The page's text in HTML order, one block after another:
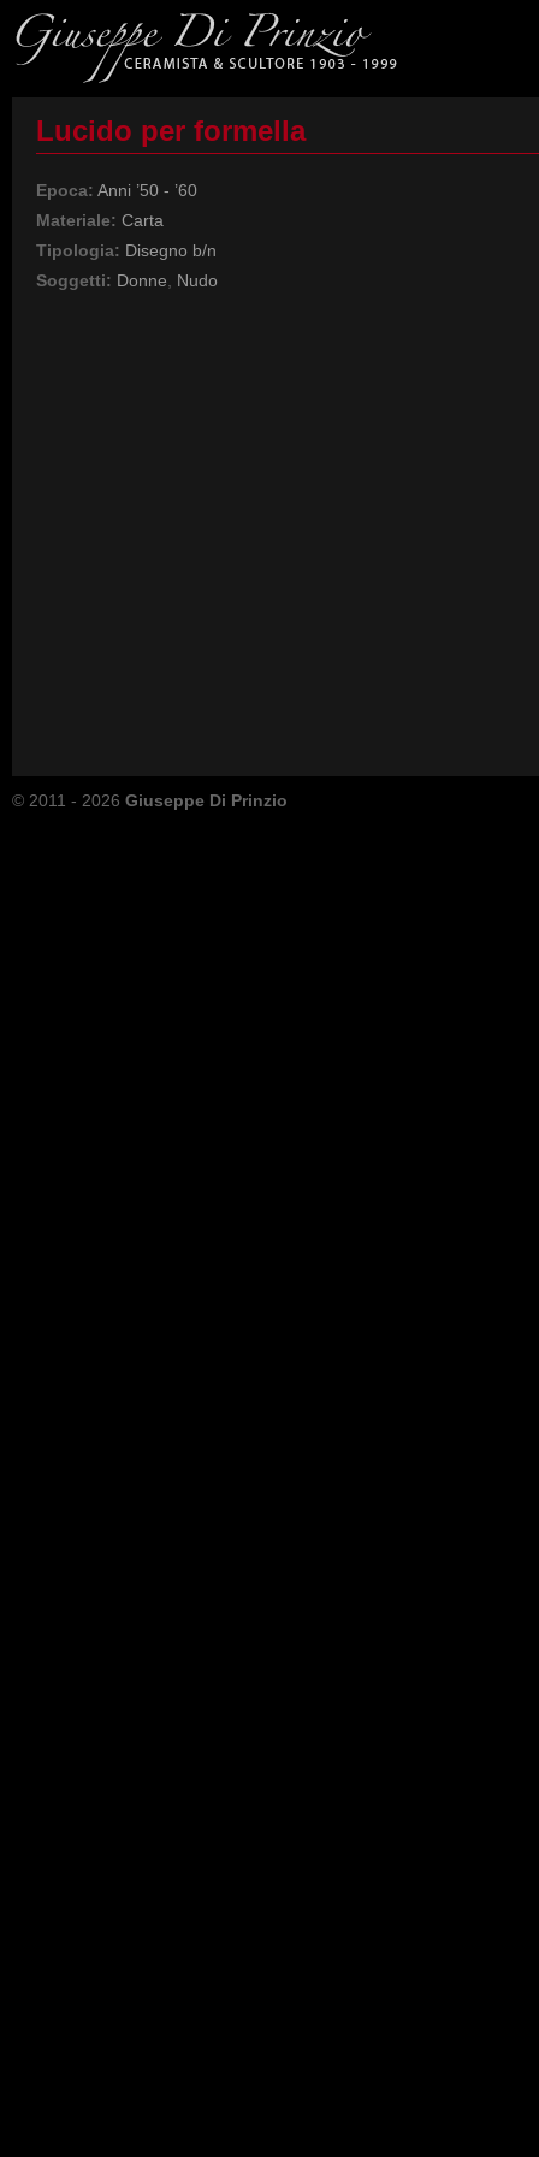
Lucido per formella
Epoca: Anni ’50 - ’60
Materiale: Carta
Tipologia: Disegno b/n
Soggetti: Donne Nudo
© 2011 - 2026 Giuseppe Di Prinzio